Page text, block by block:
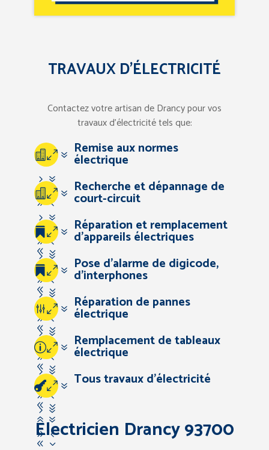
TRAVAUX D’ÉLECTRICITÉ
Contactez votre artisan de Drancy pour vos
travaux d’électricité tels que:
07
57
94
67
83
Remise aux normes
électrique
07
57
94
67
83
Recherche et dépannage de
court-circuit
07
57
94
67
83
Réparation et remplacement
d’appareils électriques
07
57
94
67
83
Pose d’alarme de digicode,
d’interphones
07
57
94
67
83
Réparation de pannes
électrique
07
57
94
67
83
Remplacement de tableaux
électrique
07
57
94
Tous travaux d’électricité
Electricien Drancy 93700